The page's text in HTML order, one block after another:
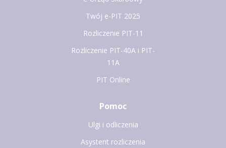
Twój e-PIT 2025
Rozliczenie PIT-11
Rozliczenie PIT-40A i PIT-
11A
PIT Online
Pomoc
Ulgi i odliczenia
Asystent rozliczenia